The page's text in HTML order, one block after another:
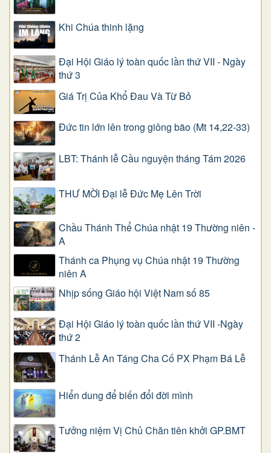
Khi Chúa thinh lặng
Đại Hội Giáo lý toàn quốc lần thứ VII - Ngày
thứ 3
Giá Trị Của Khổ Ðau Và Từ Bỏ
Đức tin lớn lên trong giông bão (Mt 14,22-33)
LBT: Thánh lễ Cầu nguyện tháng Tám 2026
THƯ MỜI Đại lễ Đức Mẹ Lên Trời
Chầu Thánh Thể Chúa nhật 19 Thường niên -
A
Thánh ca Phụng vụ Chúa nhật 19 Thường
niên A
Nhịp sống Giáo hội Việt Nam số 85
Đại Hội Giáo lý toàn quốc lần thứ VII -Ngày
thứ 2
Thánh Lễ An Táng Cha Cố PX Phạm Bá Lễ
Hiển dung để biến đổi đời mình
Tưởng niệm Vị Chủ Chăn tiên khởi GP.BMT